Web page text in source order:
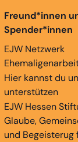
Freund*innen
Spender*innen
EJW Netzwerk
Hier kannst du
unterstützen
EJW Hessen
Glaube,
und Begeisterug